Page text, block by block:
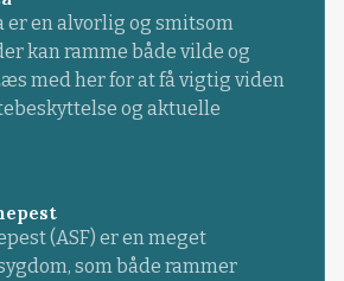
en alvorlig og smitsom
kan ramme både vilde og
med her for at få vigtig viden
og aktuelle
(ASF) er en meget
som både rammer